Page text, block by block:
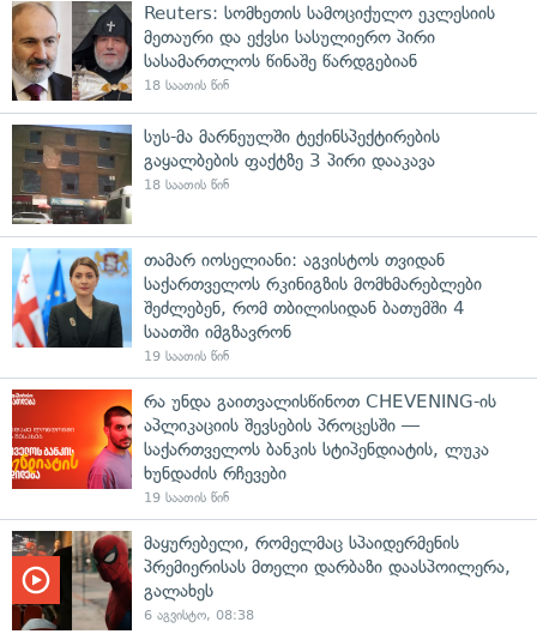
Reuters: სომხეთის სამოციქულო ეკლესიის
მეთაური და ექვსი სასულიერო პირი
სასამართლოს წინაშე წარდგებიან
18 საათის წინ
სუს-მა მარნეულში ტექინსპექტირების
გაყალბების ფაქტზე 3 პირი დააკავა
18 საათის წინ
თამარ იოსელიანი: აგვისტოს თვიდან
საქართველოს რკინიგზის მომხმარებლები
შეძლებენ, რომ თბილისიდან ბათუმში 4
საათში იმგზავრონ
19 საათის წინ
რა უნდა გაითვალისწინოთ CHEVENING-ის
აპლიკაციის შევსების პროცესში —
საქართველოს ბანკის სტიპენდიატის, ლუკა
ხუნდაძის რჩევები
19 საათის წინ
მაყურებელი, რომელმაც სპაიდერმენის
პრემიერისას მთელი დარბაზი დაასპოილერა,
გალახეს
6 აგვისტო, 08:38